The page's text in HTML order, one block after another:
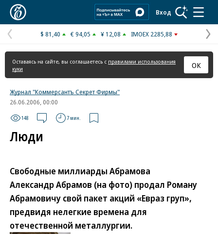
Вход
Предыдущая
страница
$ 81,40 € 94,05 ¥ 12,08 IMOEX 2285,88
Оставаясь на сайте, вы соглашаетесь с правилами использования
куки
ОК
Журнал "Коммерсантъ Секрет Фирмы"
26.06.2006, 00:00
148 7 мин.
Люди
Свободные миллиарды Абрамова
Александр Абрамов (на фото) продал Роману
Абрамовичу свой пакет акций «Евраз груп»,
предвидя нелегкие времена для
отечественной металлургии.